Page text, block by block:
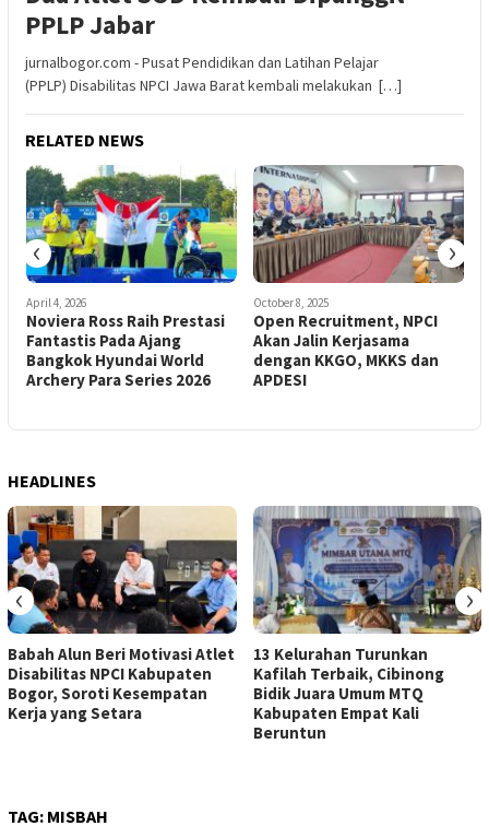
PPLP Jabar
jurnalbogor.com - Pusat Pendidikan dan Latihan Pelajar
(PPLP) Disabilitas NPCI Jawa Barat kembali melakukan […]
RELATED NEWS
April 4, 2026
Noviera Ross Raih Prestasi
Fantastis Pada Ajang
Bangkok Hyundai World
Archery Para Series 2026
October 8, 2025
Open Recruitment, NPCI
Akan Jalin Kerjasama
dengan KKGO, MKKS dan
APDESI
‹ ›
HEADLINES
Babah Alun Beri Motivasi Atlet
Disabilitas NPCI Kabupaten
Bogor, Soroti Kesempatan
Kerja yang Setara
13 Kelurahan Turunkan
Kafilah Terbaik, Cibinong
Bidik Juara Umum MTQ
Kabupaten Empat Kali
Beruntun
‹ ›
TAG: MISBAH